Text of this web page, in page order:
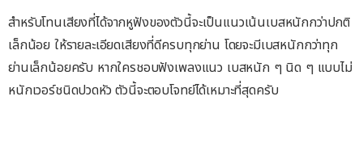
สำหรับโทนเสียงที่ได้จากหูฟังของตัวนี้จะเป็นแนวเน้นเบสหนักกว่าปกติ
เล็กน้อย ให้รายละเอียดเสียงที่ดีครบทุกย่าน โดยจะมีเบสหนักกว่าทุก
ย่านเล็กน้อยครับ หากใครชอบฟังเพลงแนว เบสหนัก ๆ นิด ๆ แบบไม่
หนักเวอร์ชนิดปวดหัว ตัวนี้จะตอบโจทย์ได้เหมาะที่สุดครับ